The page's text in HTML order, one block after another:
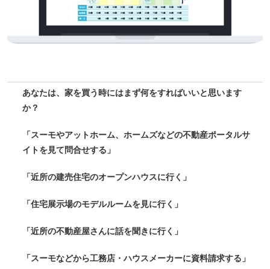
あなたは、家を買う時にはまず何をすればいいと思います
か？
「スーモやアットホーム、ホームズなどの不動産ポータルサ
イトを見て問合せする」
「近所の建売住宅のオープンハウスに行く」
「住宅展示場のモデルルームを見に行く」
「近所の不動産屋さんに話を聞きに行く」
「スーモなどから工務店・ハウスメーカーに資料請求する」